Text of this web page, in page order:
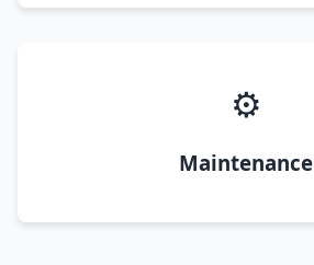
⚙️
Maintenance